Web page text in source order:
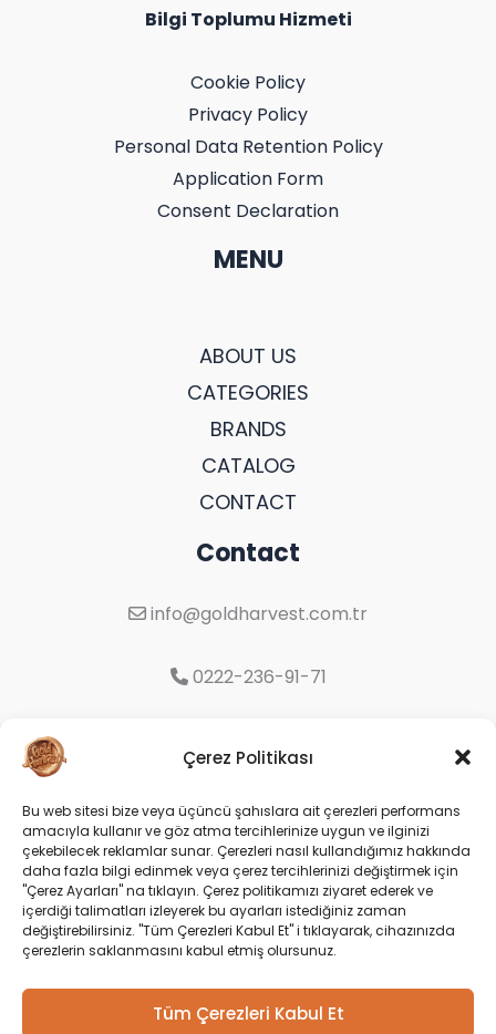
Çerez Politikası
Bu web sitesi bize veya üçüncü şahıslara ait çerezleri performans
amacıyla kullanır ve göz atma tercihlerinize uygun ve ilginizi
çekebilecek reklamlar sunar. Çerezleri nasıl kullandığımız hakkında
daha fazla bilgi edinmek veya çerez tercihlerinizi değiştirmek için
"Çerez Ayarları" na tıklayın. Çerez politikamızı ziyaret ederek ve
içerdiği talimatları izleyerek bu ayarları istediğiniz zaman
değiştirebilirsiniz. "Tüm Çerezleri Kabul Et" i tıklayarak, cihazınızda
çerezlerin saklanmasını kabul etmiş olursunuz.
Tüm Çerezleri Kabul Et
Bilgi Toplumu Hizmeti
Cookie Policy
Privacy Policy
Personal Data Retention Policy
Application Form
Consent Declaration
MENU
ABOUT US
CATEGORIES
BRANDS
CATALOG
CONTACT
Contact
info@goldharvest.com.tr
0222-236-91-71
Odunpazarı/Eskişehir
Social